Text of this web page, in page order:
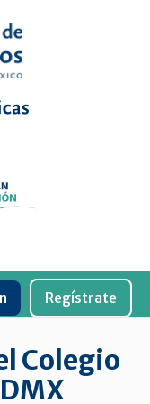
Regístrate
Colegio